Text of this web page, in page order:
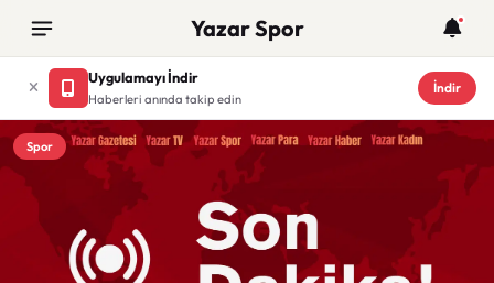
Yazar Spor
Uygulamayı İndir
Haberleri anında takip edin
İndir
Spor